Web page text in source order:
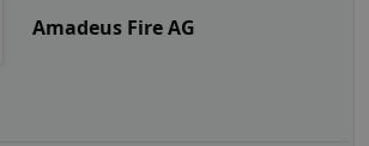
Amadeus Fire AG